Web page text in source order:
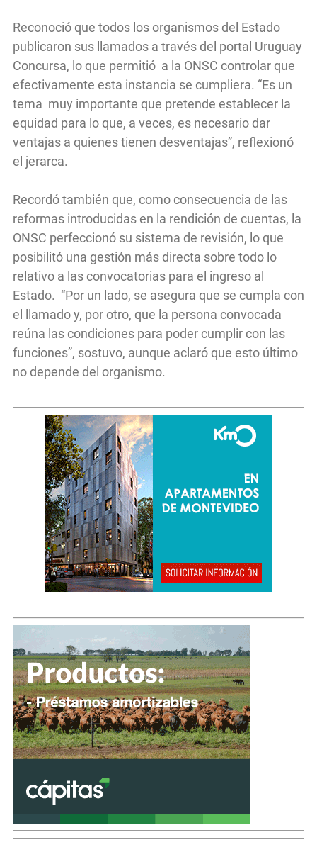
Reconoció que todos los organismos del Estado
publicaron sus llamados a través del portal Uruguay
Concursa, lo que permitió a la ONSC controlar que
efectivamente esta instancia se cumpliera. “Es un
tema muy importante que pretende establecer la
equidad para lo que, a veces, es necesario dar
ventajas a quienes tienen desventajas”, reflexionó
el jerarca.
Recordó también que, como consecuencia de las
reformas introducidas en la rendición de cuentas, la
ONSC perfeccionó su sistema de revisión, lo que
posibilitó una gestión más directa sobre todo lo
relativo a las convocatorias para el ingreso al
Estado. “Por un lado, se asegura que se cumpla con
el llamado y, por otro, que la persona convocada
reúna las condiciones para poder cumplir con las
funciones”, sostuvo, aunque aclaró que esto último
no depende del organismo.